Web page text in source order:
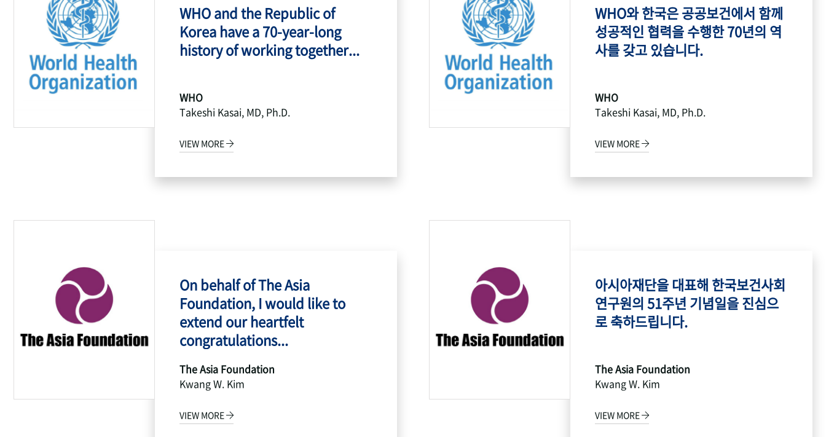
WHO and the Republic of
Korea have a 70-year-long
history of working together...
WHO
Takeshi Kasai, MD, Ph.D.
VIEW MORE
WHO와 한국은 공공보건에서 함께
성공적인 협력을 수행한 70년의 역
사를 갖고 있습니다.
WHO
Takeshi Kasai, MD, Ph.D.
VIEW MORE
On behalf of The Asia
Foundation, I would like to
extend our heartfelt
congratulations...
The Asia Foundation
Kwang W. Kim
VIEW MORE
아시아재단을 대표해 한국보건사회
연구원의 51주년 기념일을 진심으
로 축하드립니다.
The Asia Foundation
Kwang W. Kim
VIEW MORE